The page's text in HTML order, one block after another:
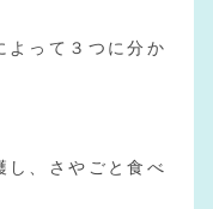
よって３つに分か
し、さやごと食べ